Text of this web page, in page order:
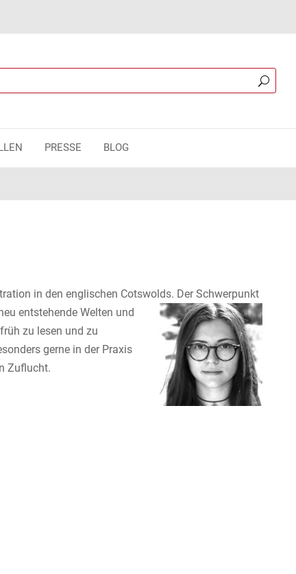
PRESSE BLOG
in den englischen Cotswolds. Der Schwerpunkt
entstehende Welten und
zu lesen und zu
gerne in der Praxis
Zuflucht.